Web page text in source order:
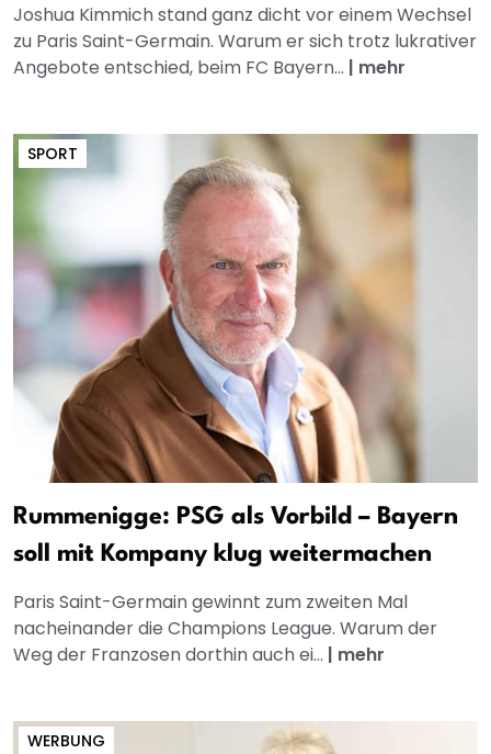
Joshua Kimmich stand ganz dicht vor einem Wechsel
zu Paris Saint-Germain. Warum er sich trotz lukrativer
Angebote entschied, beim FC Bayern... | mehr
SPORT
Rummenigge: PSG als Vorbild – Bayern
soll mit Kompany klug weitermachen
Paris Saint-Germain gewinnt zum zweiten Mal
nacheinander die Champions League. Warum der
Weg der Franzosen dorthin auch ei... | mehr
WERBUNG